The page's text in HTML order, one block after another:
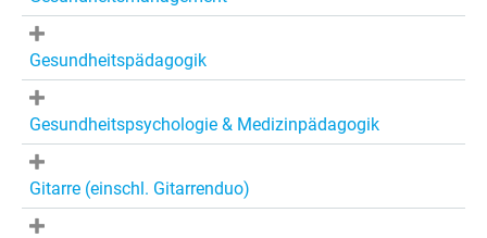
Gesundheitspädagogik
Gesundheitspsychologie & Medizinpädagogik
Gitarre (einschl. Gitarrenduo)